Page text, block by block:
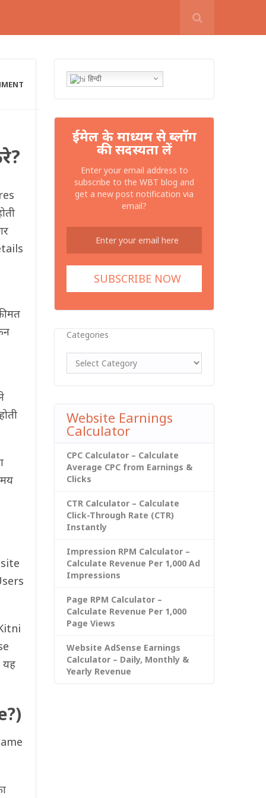
यह
हिन्दी
ईमेल के माध्यम से ब्लॉग
की सदस्यता लें
Enter your email address to
subscribe to the WBT blog and
get a new post notification via
email?
Categories
Website Earnings
Calculator
CPC Calculator – Calculate
Average CPC from Earnings &
Clicks
CTR Calculator – Calculate
Click-Through Rate (CTR)
Instantly
Impression RPM Calculator –
Calculate Revenue Per 1,000 Ad
Impressions
Page RPM Calculator –
Calculate Revenue Per 1,000
Page Views
Website AdSense Earnings
Calculator – Daily, Monthly &
Yearly Revenue